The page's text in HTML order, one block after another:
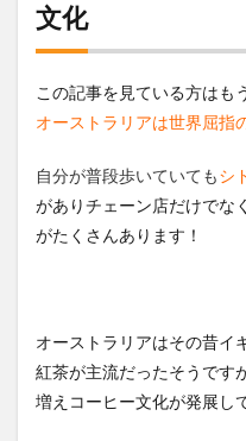
アのコ
ーヒー
文化
2
知っ
多く
の人
ース
タに
なる
理
由！
文化
この記事を見ている方はも
オーストラリアは世界屈指
自分が普段歩いていてもシ
がありチェーン店だけでな
がたくさんあります！
オーストラリアはその昔イ
紅茶が主流だったそうです
増えコーヒー文化が発展し